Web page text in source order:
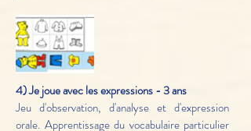
4) Je joue avec les expressions - 3 ans
Jeu d'observation, d'analyse et d'expression
orale. Apprentissage du vocabulaire particulier